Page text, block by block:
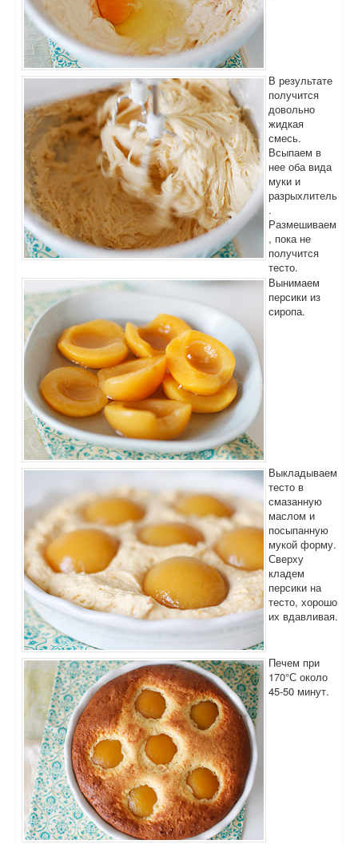
В результате
получится
довольно
жидкая
смесь.
Всыпаем в
нее оба вида
муки и
разрыхлитель
.
Размешиваем
, пока не
получится
тесто.
Вынимаем
персики из
сиропа.
Выкладываем
тесто в
смазанную
маслом и
посыпанную
мукой форму.
Сверху
кладем
персики на
тесто, хорошо
их вдавливая.
Печем при
170°С около
45-50 минут.